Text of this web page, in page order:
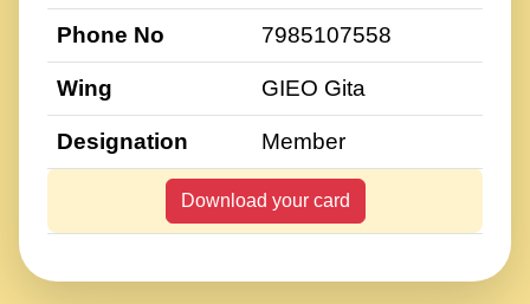
Phone No 7985107558
Wing GIEO Gita
Designation Member
Download your card